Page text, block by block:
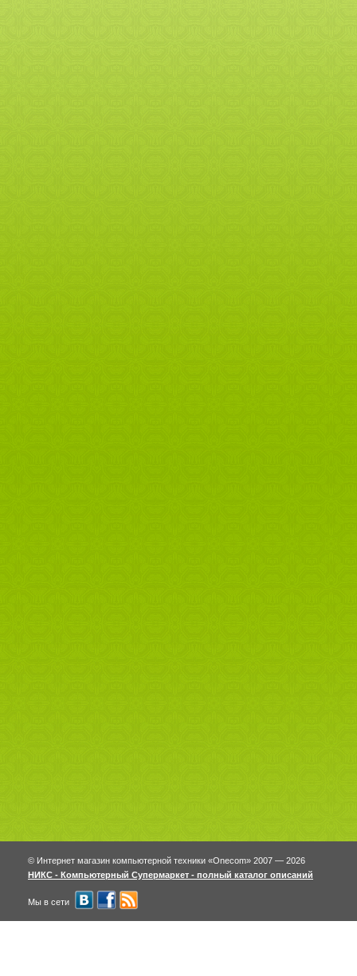
© Интернет магазин компьютерной техники «Onecom» 2007 — 2026
НИКС - Компьютерный Cупермаркет - полный каталог описаний
Мы в сети